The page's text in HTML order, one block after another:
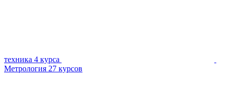
техника 4 курса
Метрология 27 курсов